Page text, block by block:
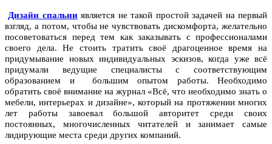
Дизайн спальниявляется не такой простой задачей на первый
взгляд, а потом, чтобы не чувствовать дискомфорта, желательно
посоветоваться перед тем как заказывать с профессионалами
своего дела. Не стоить тратить своё драгоценное время на
придумывание новых индивидуальных эскизов, когда уже всё
придумали ведущие специалисты с соответствующим
образованием и большим опытом работы. Необходимо
обратить своё внимание на журнал «Всё, что необходимо знать о
мебели, интерьерах и дизайне», который на протяжении многих
лет работы завоевал большой авторитет среди своих
постоянных, многочисленных читателей и занимает самые
лидирующие места среди других компаний.